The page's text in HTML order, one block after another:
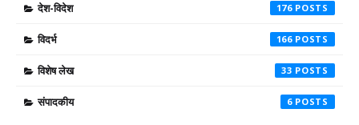
देश-विदेश 176
विदर्भ 166
विशेष लेख 33
संपादकीय 6